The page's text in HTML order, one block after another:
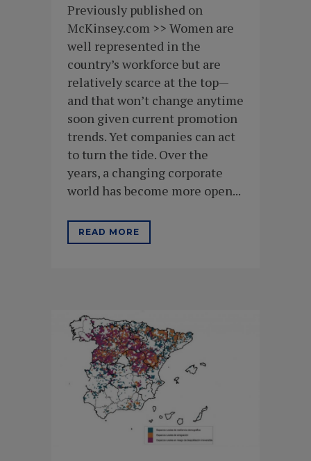
Previously published on
McKinsey.com >> Women are
well represented in the
country’s workforce but are
relatively scarce at the top—
and that won’t change anytime
soon given current promotion
trends. Yet companies can act
to turn the tide. Over the
years, a changing corporate
world has become more open...
READ MORE